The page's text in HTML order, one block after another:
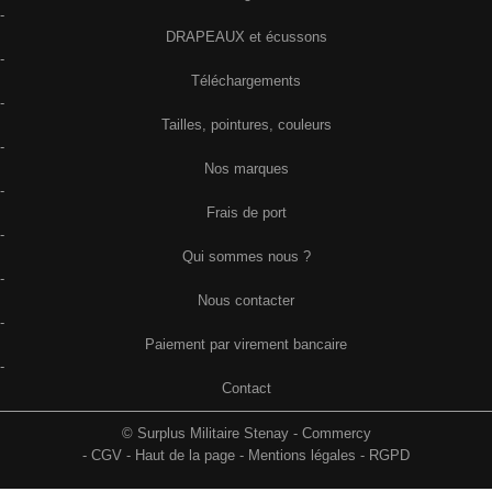
-
DRAPEAUX et écussons
-
Téléchargements
-
Tailles, pointures, couleurs
-
Nos marques
-
Frais de port
-
Qui sommes nous ?
-
Nous contacter
-
Paiement par virement bancaire
-
Contact
© Surplus Militaire Stenay - Commercy
- CGV - Haut de la page - Mentions légales - RGPD